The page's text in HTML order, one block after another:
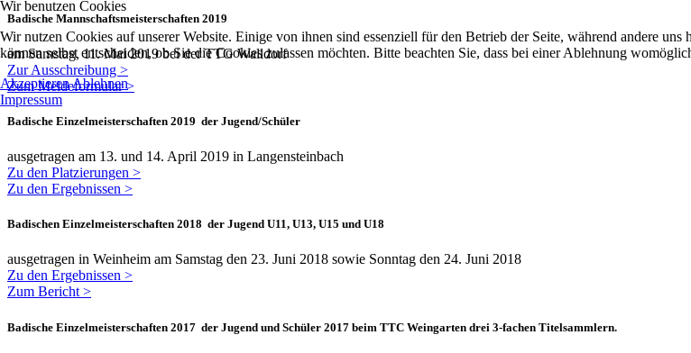
Badische Mannschaftsmeisterschaften 2019
am Samstag, 11. Mai 2019 bei der TTG Walldorf
Zur Ausschreibung >
Zum Meldeformular >
Badische Einzelmeisterschaften 2019 der Jugend/Schüler
ausgetragen am 13. und 14. April 2019 in Langensteinbach
Zu den Platzierungen >
Zu den Ergebnissen >
Badischen Einzelmeisterschaften 2018 der Jugend U11, U13, U15 und U18
ausgetragen in Weinheim am Samstag den 23. Juni 2018 sowie Sonntag den 24. Juni 2018
Zu den Ergebnissen >
Zum Bericht >
Badische Einzelmeisterschaften 2017 der Jugend und Schüler 2017 beim TTC Weingarten drei 3-fachen Titelsammlern.
Wir benutzen Cookies
Wir nutzen Cookies auf unserer Website. Einige von ihnen sind essenziell für den Betrieb der Seite, während andere
können selbst entscheiden, ob Sie die Cookies zulassen möchten. Bitte beachten Sie, dass bei einer Ablehnung
AkzeptierenAblehnen
Impressum